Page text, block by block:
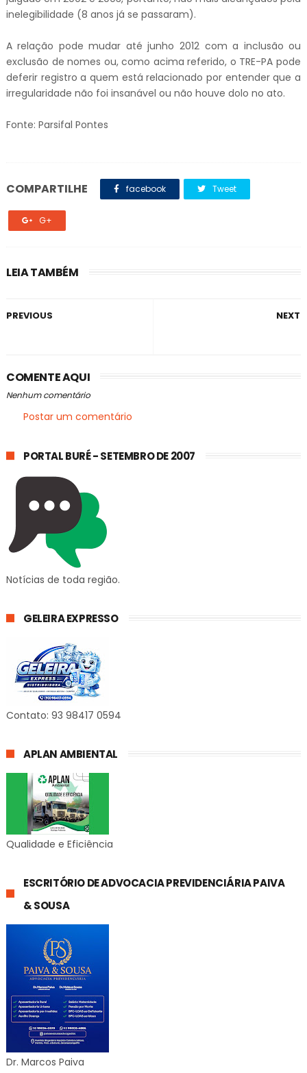
inelegibilidade (8 anos já se passaram).
A relação pode mudar até junho 2012 com a inclusão ou
exclusão de nomes ou, como acima referido, o TRE-PA pode
deferir registro a quem está relacionado por entender que a
irregularidade não foi insanável ou não houve dolo no ato.
Fonte: Parsifal Pontes
COMPARTILHE facebook Tweet
G+
LEIA TAMBÉM
NEXT
PREVIOUS
COMENTE AQUI
Nenhum comentário
Postar um comentário
PORTAL BURÉ - SETEMBRO DE 2007
Notícias de toda região.
GELEIRA EXPRESSO
Contato: 93 98417 0594
APLAN AMBIENTAL
Qualidade e Eficiência
ESCRITÓRIO DE ADVOCACIA PREVIDENCIÁRIA PAIVA
& SOUSA
Dr. Marcos Paiva